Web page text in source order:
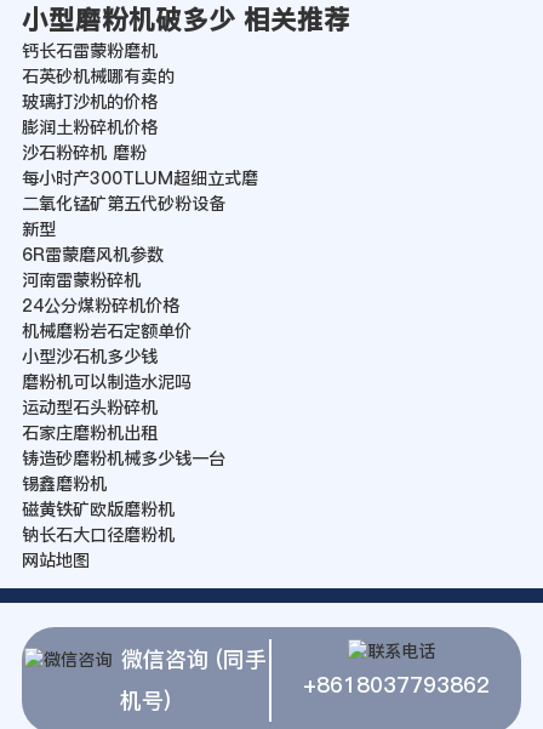
小型磨粉机破多少 相关推荐
钙长石雷蒙粉磨机
石英砂机械哪有卖的
玻璃打沙机的价格
膨润土粉碎机价格
沙石粉碎机 磨粉
每小时产300TLUM超细立式磨
二氧化锰矿第五代砂粉设备
新型
6R雷蒙磨风机参数
河南雷蒙粉碎机
24公分煤粉碎机价格
机械磨粉岩石定额单价
小型沙石机多少钱
磨粉机可以制造水泥吗
运动型石头粉碎机
石家庄磨粉机出租
铸造砂磨粉机械多少钱一台
锡鑫磨粉机
磁黄铁矿欧版磨粉机
钠长石大口径磨粉机
网站地图
微信咨询 (同手
机号)
+8618037793862